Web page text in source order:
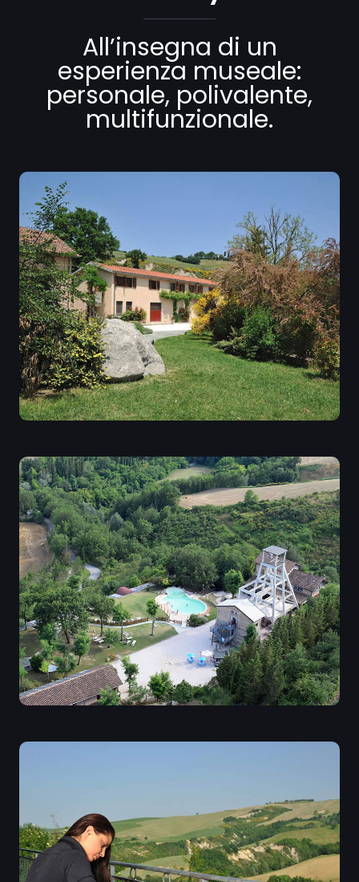
All’insegna di un
esperienza museale:
personale, polivalente,
multifunzionale.